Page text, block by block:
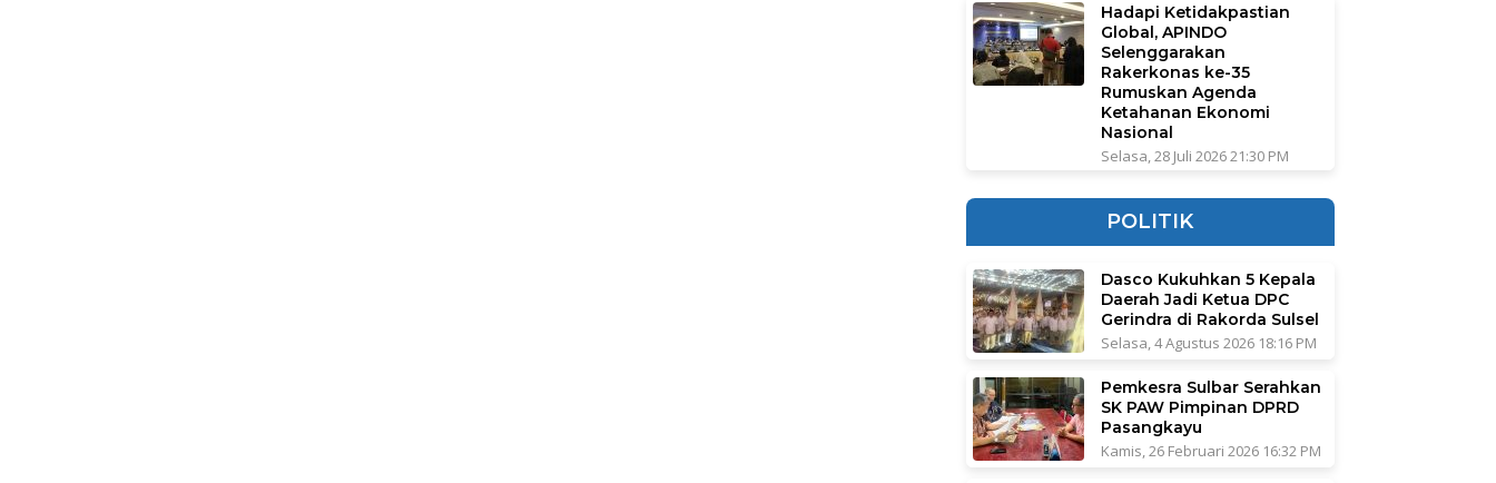
Hadapi Ketidakpastian
Global, APINDO
Selenggarakan
Rakerkonas ke-35
Rumuskan Agenda
Ketahanan Ekonomi
Nasional
Selasa, 28 Juli 2026 21:30 PM
POLITIK
Dasco Kukuhkan 5 Kepala
Daerah Jadi Ketua DPC
Gerindra di Rakorda Sulsel
Selasa, 4 Agustus 2026 18:16 PM
Pemkesra Sulbar Serahkan
SK PAW Pimpinan DPRD
Pasangkayu
Kamis, 26 Februari 2026 16:32 PM